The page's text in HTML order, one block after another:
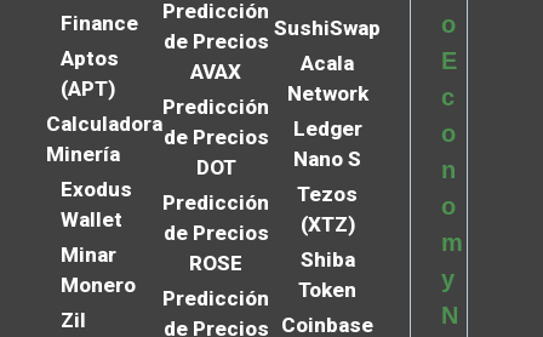
Finance
Aptos
(APT)
Calculadora
Minería
Exodus
Wallet
Minar
Monero
Zil
Predicción
de Precios
AVAX
Predicción
de Precios
DOT
Predicción
de Precios
ROSE
Predicción
de Precios
SushiSwap
Acala
Network
Ledger
Nano S
Tezos
(XTZ)
Shiba
Token
Coinbase
o
E
c
o
n
o
m
y
N